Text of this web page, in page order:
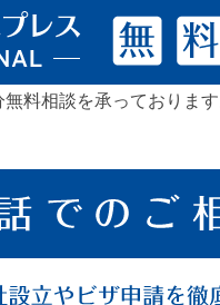
料相談を承っておりま